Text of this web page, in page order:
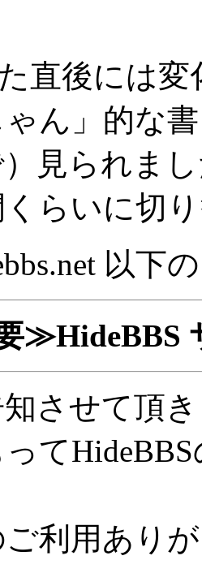
直後には
ん」的な
見られま
らいに切
以下
≫HideBBS
させて頂
て
利用あり